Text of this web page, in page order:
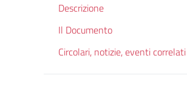
Descrizione
Il Documento
Circolari, notizie, eventi correlati